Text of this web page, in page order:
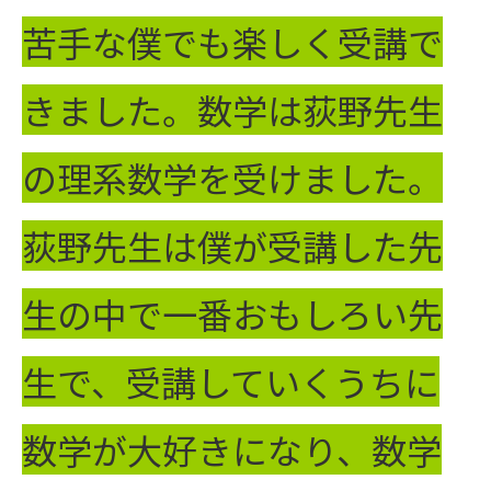
苦手な僕でも楽しく受講で
きました。数学は荻野先生
の理系数学を受けました。
荻野先生は僕が受講した先
生の中で一番おもしろい先
生で、受講していくうちに
数学が大好きになり、数学